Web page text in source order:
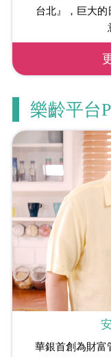
台北』，巨大
樂齡平台
華銀首創為財富